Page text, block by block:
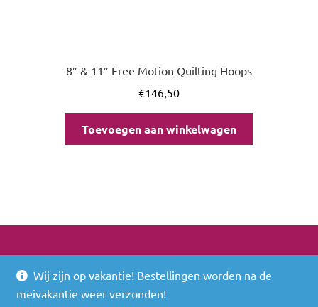
8″ & 11″ Free Motion Quilting Hoops
€146,50
Toevoegen aan winkelwagen
© 2026
Built with WooCommerce.
Wij zijn op vakantie! Bestellingen worden na de
meivakantie weer verzonden!